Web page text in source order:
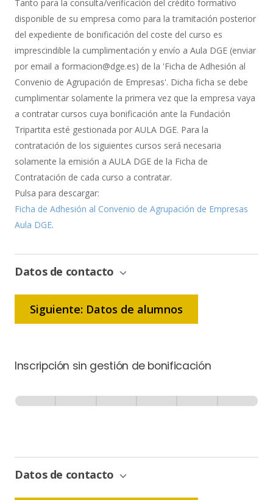
Bonificación
Tanto para la consulta/verificación del crédito formativo
disponible de su empresa como para la tramitación posterior
del expediente de bonificación del coste del curso es
imprescindible la cumplimentación y envío a Aula DGE (enviar
por email a formacion@dge.es) de la 'Ficha de Adhesión al
Convenio de Agrupación de Empresas'. Dicha ficha se debe
cumplimentar solamente la primera vez que la empresa vaya
a contratar cursos cuya bonificación ante la Fundación
Tripartita esté gestionada por AULA DGE. Para la
contratación de los siguientes cursos será necesaria
solamente la emisión a AULA DGE de la Ficha de
Contratación de cada curso a contratar.
Pulsa para descargar:
Ficha de Adhesión al Convenio de Agrupación de Empresas
Aula DGE.
Datos de contacto
Siguiente: Datos de alumnos
Inscripción sin gestión de bonificación
-
Bonificación
Datos de contacto